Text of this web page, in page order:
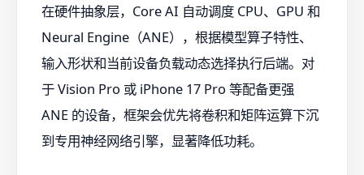
在硬件抽象层，Core AI 自动调度 CPU、GPU 和
Neural Engine（ANE），根据模型算子特性、
输入形状和当前设备负载动态选择执行后端。对
于 Vision Pro 或 iPhone 17 Pro 等配备更强
ANE 的设备，框架会优先将卷积和矩阵运算下沉
到专用神经网络引擎，显著降低功耗。